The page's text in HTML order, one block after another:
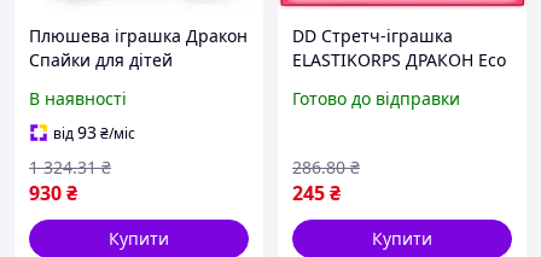
Плюшева іграшка Дракон
Спайки для дітей
блискучими крилами та
вухами 16,5x20x21,5см
BZN
В наявності
від93₴/міс
930₴
1 324.31 ₴
Купити
DD Стретч-іграшка
ELASTIKORPS ДРАКОН Eco
іграшка для дітей 16 см
Готово до відправки
245₴
286.80 ₴
Купити